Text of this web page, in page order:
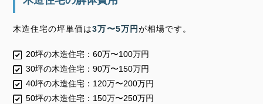
木造住宅の坪単価は3万〜5万円が相場です。
20坪の木造住宅：60万〜100万円
30坪の木造住宅：90万〜150万円
40坪の木造住宅：120万〜200万円
50坪の木造住宅：150万〜250万円